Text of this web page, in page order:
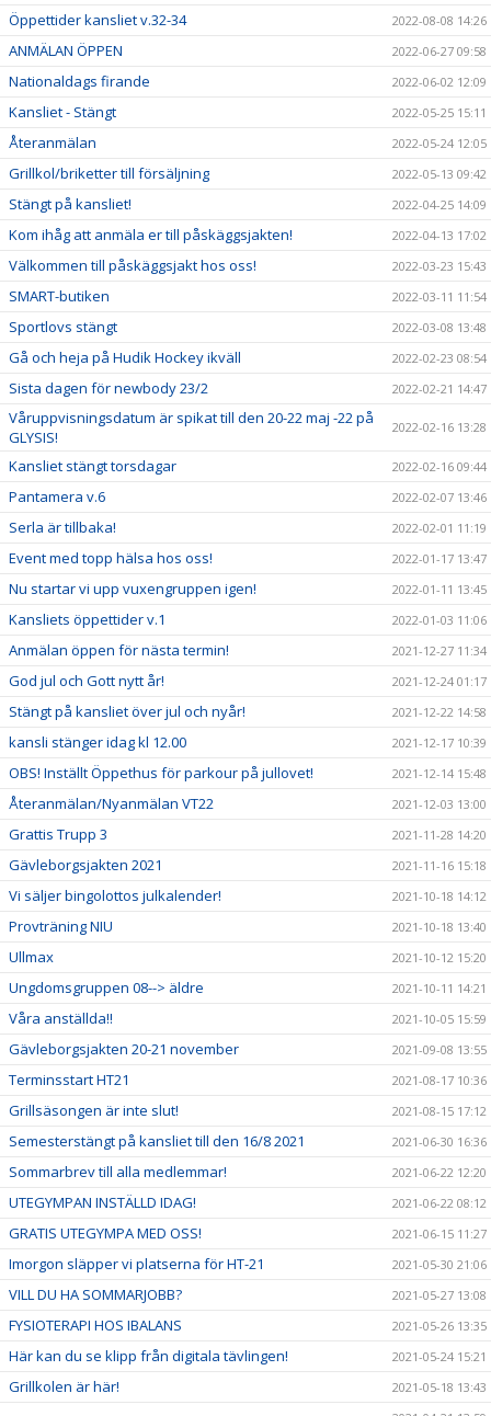
Öppettider kansliet v.32-34 2022-08-08 14:26
ANMÄLAN ÖPPEN 2022-06-27 09:58
Nationaldags firande 2022-06-02 12:09
Kansliet - Stängt 2022-05-25 15:11
Återanmälan 2022-05-24 12:05
Grillkol/briketter till försäljning 2022-05-13 09:42
Stängt på kansliet! 2022-04-25 14:09
Kom ihåg att anmäla er till påskäggsjakten! 2022-04-13 17:02
Välkommen till påskäggsjakt hos oss! 2022-03-23 15:43
SMART-butiken 2022-03-11 11:54
Sportlovs stängt 2022-03-08 13:48
Gå och heja på Hudik Hockey ikväll 2022-02-23 08:54
Sista dagen för newbody 23/2 2022-02-21 14:47
Våruppvisningsdatum är spikat till den 20-22 maj -22 på
GLYSIS!
2022-02-16 13:28
Kansliet stängt torsdagar 2022-02-16 09:44
Pantamera v.6 2022-02-07 13:46
Serla är tillbaka! 2022-02-01 11:19
Event med topp hälsa hos oss! 2022-01-17 13:47
Nu startar vi upp vuxengruppen igen! 2022-01-11 13:45
Kansliets öppettider v.1 2022-01-03 11:06
Anmälan öppen för nästa termin! 2021-12-27 11:34
God jul och Gott nytt år! 2021-12-24 01:17
Stängt på kansliet över jul och nyår! 2021-12-22 14:58
kansli stänger idag kl 12.00 2021-12-17 10:39
OBS! Inställt Öppethus för parkour på jullovet! 2021-12-14 15:48
Återanmälan/Nyanmälan VT22 2021-12-03 13:00
Grattis Trupp 3 2021-11-28 14:20
Gävleborgsjakten 2021 2021-11-16 15:18
Vi säljer bingolottos julkalender! 2021-10-18 14:12
Provträning NIU 2021-10-18 13:40
Ullmax 2021-10-12 15:20
Ungdomsgruppen 08--> äldre 2021-10-11 14:21
Våra anställda!! 2021-10-05 15:59
Gävleborgsjakten 20-21 november 2021-09-08 13:55
Terminsstart HT21 2021-08-17 10:36
Grillsäsongen är inte slut! 2021-08-15 17:12
Semesterstängt på kansliet till den 16/8 2021 2021-06-30 16:36
Sommarbrev till alla medlemmar! 2021-06-22 12:20
UTEGYMPAN INSTÄLLD IDAG! 2021-06-22 08:12
GRATIS UTEGYMPA MED OSS! 2021-06-15 11:27
Imorgon släpper vi platserna för HT-21 2021-05-30 21:06
VILL DU HA SOMMARJOBB? 2021-05-27 13:08
FYSIOTERAPI HOS IBALANS 2021-05-26 13:35
Här kan du se klipp från digitala tävlingen! 2021-05-24 15:21
Grillkolen är här!
2021-05-18 13:43